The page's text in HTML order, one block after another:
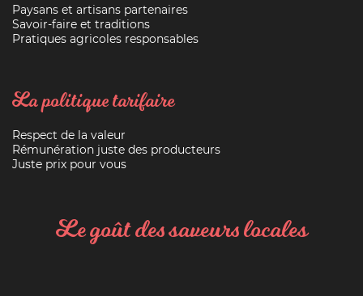
Paysans et artisans partenaires
Savoir-faire et traditions
Pratiques agricoles responsables
La politique tarifaire
Respect de la valeur
Rémunération juste des producteurs
Juste prix pour vous
Le goût des saveurs locales